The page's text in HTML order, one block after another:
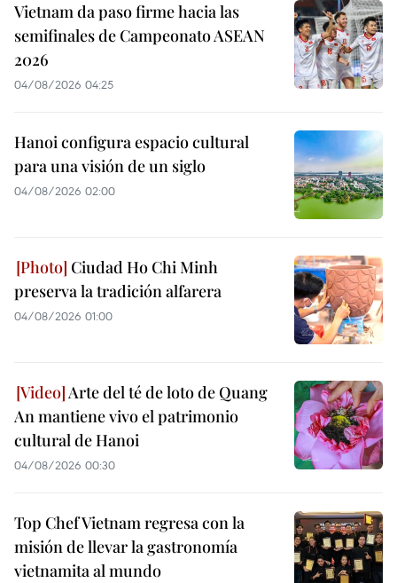
Vietnam da paso firme hacia las
semifinales de Campeonato ASEAN
2026
04/08/2026 04:25
Hanoi configura espacio cultural
para una visión de un siglo
04/08/2026 02:00
Ciudad Ho Chi Minh
preserva la tradición alfarera
04/08/2026 01:00
Arte del té de loto de Quang
An mantiene vivo el patrimonio
cultural de Hanoi
04/08/2026 00:30
Top Chef Vietnam regresa con la
misión de llevar la gastronomía
vietnamita al mundo